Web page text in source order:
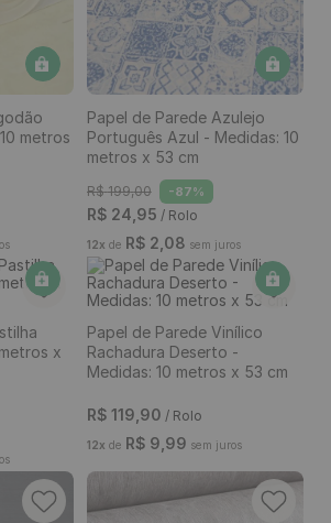
R$ 39,90 / Rolo
12xdeR$ 3,32sem juros
metros
Português Azul - Medidas: 10
metros x 53 cm
R$ 24,95 / Rolo
12x de R$ 2,08sem juros